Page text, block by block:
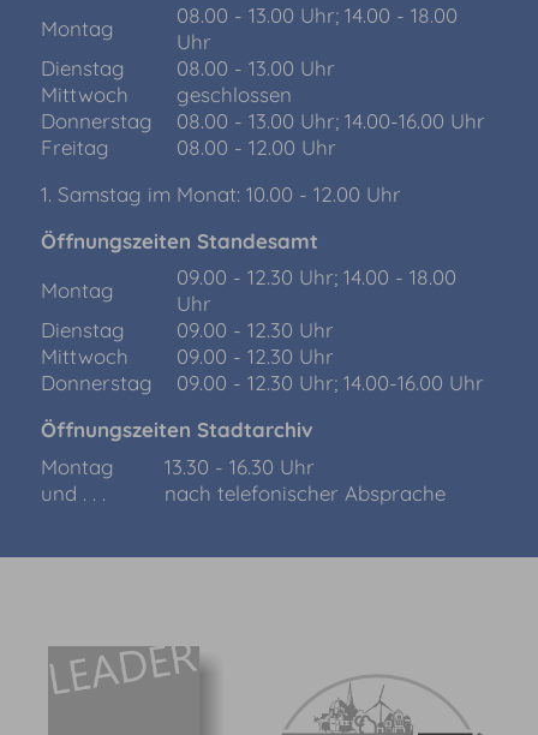
Montag
08.00 - 13.00 Uhr; 14.00 - 18.00
Uhr
Dienstag
08.00 - 13.00 Uhr
Mittwoch
geschlossen
Donnerstag
08.00 - 13.00 Uhr; 14.00-16.00 Uhr
Freitag
08.00 - 12.00 Uhr
1. Samstag im Monat: 10.00 - 12.00 Uhr
Öffnungszeiten Standesamt
Montag
09.00 - 12.30 Uhr; 14.00 - 18.00
Uhr
Dienstag
09.00 - 12.30 Uhr
Mittwoch
09.00 - 12.30 Uhr
Donnerstag
09.00 - 12.30 Uhr; 14.00-16.00 Uhr
Öffnungszeiten Stadtarchiv
Montag
13.30 - 16.30 Uhr
und . . .
nach telefonischer Absprache